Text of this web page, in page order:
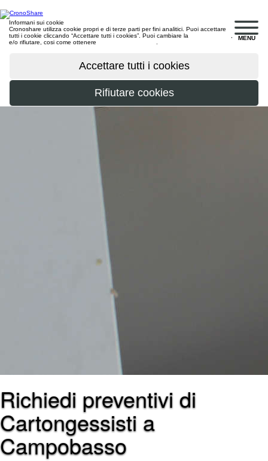
MENU
Informani sui cookie
Cronoshare utilizza cookie propri e di terze parti per fini analitici. Puoi accettare
tutti i cookie cliccando “Accettare tutti i cookies”. Puoi cambiare la
e/o rifiutare, cosi come ottenere
Richiedi preventivi di
Cartongessisti a
Campobasso